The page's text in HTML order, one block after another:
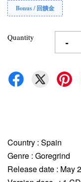
Bonus / 回饋金
Quantity -
Country : Spain
Genre : Goregrind
Release date : May